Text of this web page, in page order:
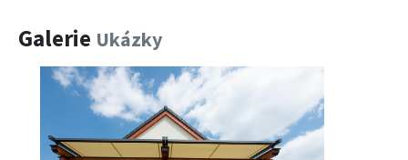
Galerie Ukázky